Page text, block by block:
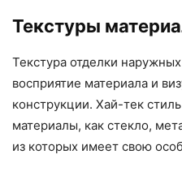
Текстуры
Текстура отделки
восприятие материала и
конструкции. Хай-тек
материалы, как стекло,
из которых имеет свою